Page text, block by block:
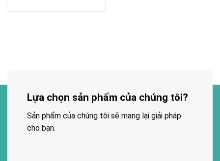
Lựa chọn sản phẩm của chúng tôi?
Sản phẩm của chúng tôi sẽ mang lại giải pháp
cho bạn.